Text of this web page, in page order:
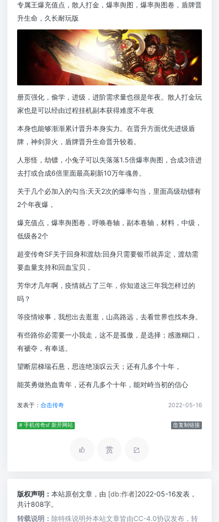
专属王爆充值点，散人打金，爆率舆图，爆率舆图卷，盾牌晋
升生命，久长耐玩版
册页强化，偷学，进级，进阶需求量也很是年夜。散人打金玩
家也是可以经由过程挂机副本获得难度不年夜
本身也能够渐渐累计晋升本身实力。在晋升方面优先进级盾
牌，神剑异火，盾牌晋升生命晋升较着。
人形怪，劫镖，小兔子可以失落落1.5倍爆率舆图，合成3倍进
去打或合成6倍里面最高刷新10万年魂兽。
关于几个必加入的勾当:天天2次的爆率勾当，里面高级劫镖有
2个年夜爆，
爆充值点，爆率舆图卷，呼唤卷轴，副本卷轴，材料，中级，
低级各2个
超变传奇SF关于回身和渡劫:回身只需要银币就弄定，渡劫需
要血量支持和回血宝贝，
芳华才几年啊，疫情就占了三年，你知道这三年我怎样过的
吗？
等疫情竣事，我想出去逛逛，山高路远，去看世界也找本身。
有些路你必需要一小我走，这不是孤傲，是选择；感激糊口，
有褫夺，有奉送。
望断层梯瑞石悬，思连绝顶叹云天；还有几多个十年，
能英勇做热血青年，还有几多个十年，能对峙当初的信心
发表于： 合击传奇 2022-05-16
# 手机传奇sf 新开网站 复制链接
赏
版权声明： 本站原创文章，由 [db:作者]2022-05-16发表，
共计808字。
转载说明： 除特殊说明外本站文章皆由CC-4.0协议发布，转